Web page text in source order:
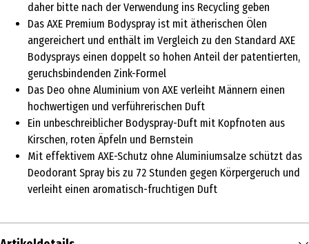
daher bitte nach der Verwendung ins Recycling geben
Das AXE Premium Bodyspray ist mit ätherischen Ölen
angereichert und enthält im Vergleich zu den Standard AXE
Bodysprays einen doppelt so hohen Anteil der patentierten,
geruchsbindenden Zink-Formel
Das Deo ohne Aluminium von AXE verleiht Männern einen
hochwertigen und verführerischen Duft
Ein unbeschreiblicher Bodyspray-Duft mit Kopfnoten aus
Kirschen, roten Äpfeln und Bernstein
Mit effektivem AXE-Schutz ohne Aluminiumsalze schützt das
Deodorant Spray bis zu 72 Stunden gegen Körpergeruch und
verleiht einen aromatisch-fruchtigen Duft